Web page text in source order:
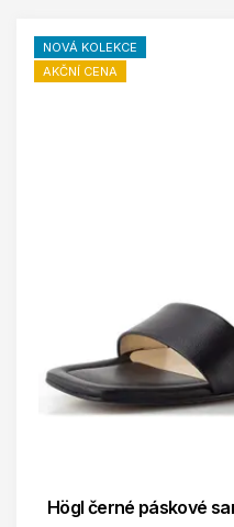
NOVÁ KOLEKCE
AKČNÍ CENA
Högl černé páskové